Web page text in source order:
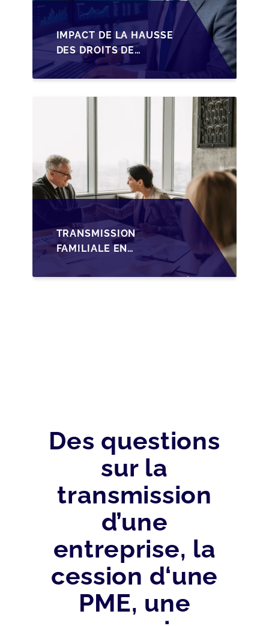
IMPACT DE LA HAUSSE
DES DROITS DE
SUCCESSION EN
WALLONIE SUR LA
TRANSMISSION
TRANSMISSION
FAMILIALE EN
WALLONIE :
NOUVELLES
Des questions
sur la
transmission
d’une
entreprise, la
cession d‘une
PME, une